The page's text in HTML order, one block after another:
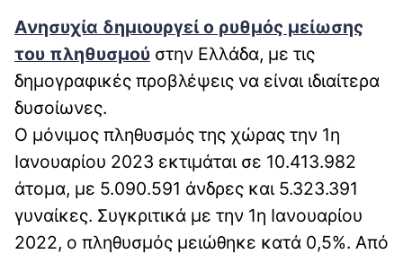
Ανησυχία δημιουργεί ο ρυθμός μείωσης
του πληθυσμού στην Ελλάδα, με τις
δημογραφικές προβλέψεις να είναι ιδιαίτερα
δυσοίωνες.
Ο μόνιμος πληθυσμός της χώρας την 1η
Ιανουαρίου 2023 εκτιμάται σε 10.413.982
άτομα, με 5.090.591 άνδρες και 5.323.391
γυναίκες. Συγκριτικά με την 1η Ιανουαρίου
2022, ο πληθυσμός μειώθηκε κατά 0,5%. Από